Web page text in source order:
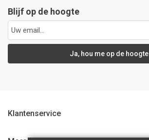
Blijf op de hoogte
Ja, hou me op de hoogte
Klantenservice